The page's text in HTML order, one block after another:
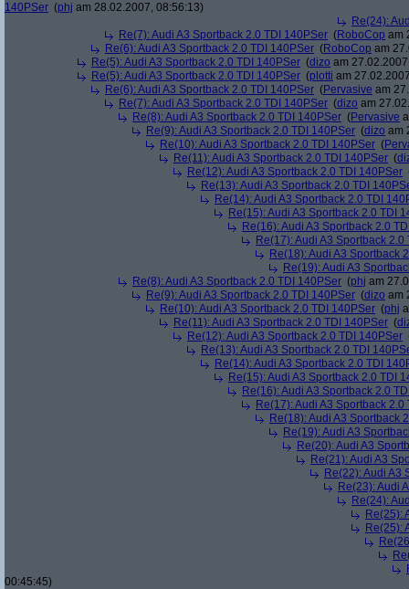
140PSer (phj am 28.02.2007, 08:56:13)
Re(24):
Re(7): Audi A3 Sportback 2.0 TDI 140PSer (RoboCop am
Re(6): Audi A3 Sportback 2.0 TDI 140PSer (RoboCop am
Re(5): Audi A3 Sportback 2.0 TDI 140PSer (dizo am
Re(5): Audi A3 Sportback 2.0 TDI 140PSer (plotti am
Re(6): Audi A3 Sportback 2.0 TDI 140PSer (Pervasive am
Re(7): Audi A3 Sportback 2.0 TDI 140PSer (dizo am
Re(8): Audi A3 Sportback 2.0 TDI 140PSer (Pervasive
Re(9): Audi A3 Sportback 2.0 TDI 140PSer (dizo am
Re(10): Audi A3 Sportback 2.0 TDI 140PSer (
Re(11): Audi A3 Sportback 2.0 TDI 140PSer (
Re(12): Audi A3 Sportback 2.0 TDI 140PSer
Re(13): Audi A3 Sportback 2.0 TDI
Re(14): Audi A3 Sportback 2.0 TDI
Re(15): Audi A3 Sportback 2.0 TDI
Re(16): Audi A3 Sportback 2.0
Re(17): Audi A3 Sportback 2.0
Re(18): Audi A3 Sportback
Re(19): Audi A3
Re(8): Audi A3 Sportback 2.0 TDI 140PSer (phj am
Re(9): Audi A3 Sportback 2.0 TDI 140PSer (dizo am
Re(10): Audi A3 Sportback 2.0 TDI 140PSer (phj
Re(11): Audi A3 Sportback 2.0 TDI 140PSer (
Re(12): Audi A3 Sportback 2.0 TDI 140PSer
Re(13): Audi A3 Sportback 2.0 TDI
Re(14): Audi A3 Sportback 2.0 TDI
Re(15): Audi A3 Sportback 2.0 TDI
Re(16): Audi A3 Sportback 2.0
Re(17): Audi A3 Sportback 2.0
Re(18): Audi A3 Sportback
Re(19): Audi A3
Re(20): Audi A3
Re(21): Audi A3
Re(22): Audi A3
Re(23): Audi
Re(24):
Re(25):
Re(25):
00:45:45)